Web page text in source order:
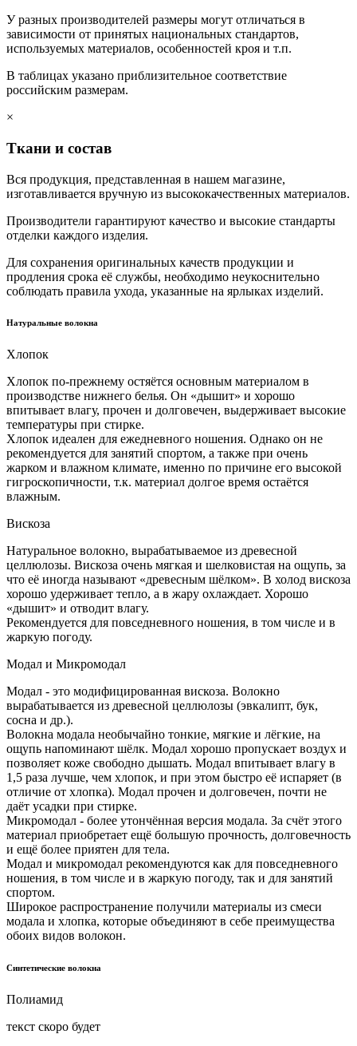
У разных производителей размеры могут отличаться в
зависимости от принятых национальных стандартов,
используемых материалов, особенностей кроя и т.п.
В таблицах указано приблизительное соответствие
российским размерам.
×
Ткани и состав
Вся продукция, представленная в нашем магазине,
изготавливается вручную из высококачественных материалов.
Производители гарантируют качество и высокие стандарты
отделки каждого изделия.
Для сохранения оригинальных качеств продукции и
продления срока её службы, необходимо неукоснительно
соблюдать правила ухода, указанные на ярлыках изделий.
Натуральные волокна
Хлопок
Хлопок по-прежнему остяётся основным материалом в
производстве нижнего белья. Он «дышит» и хорошо
впитывает влагу, прочен и долговечен, выдерживает высокие
температуры при стирке.
Хлопок идеален для ежедневного ношения. Однако он не
рекомендуется для занятий спортом, а также при очень
жарком и влажном климате, именно по причине его высокой
гигроскопичности, т.к. материал долгое время остаётся
влажным.
Вискоза
Натуральное волокно, вырабатываемое из древесной
целлюлозы. Вискоза очень мягкая и шелковистая на ощупь, за
что её иногда называют «древесным шёлком». В холод вискоза
хорошо удерживает тепло, а в жару охлаждает. Хорошо
«дышит» и отводит влагу.
Рекомендуется для повседневного ношения, в том числе и в
жаркую погоду.
Модал и Микромодал
Модал - это модифицированная вискоза. Волокно
вырабатывается из древесной целлюлозы (эвкалипт, бук,
сосна и др.).
Волокна модала необычайно тонкие, мягкие и лёгкие, на
ощупь напоминают шёлк. Модал хорошо пропускает воздух и
позволяет коже свободно дышать. Модал впитывает влагу в
1,5 раза лучше, чем хлопок, и при этом быстро её испаряет (в
отличие от хлопка). Модал прочен и долговечен, почти не
даёт усадки при стирке.
Микромодал - более утончённая версия модала. За счёт этого
материал приобретает ещё большую прочность, долговечность
и ещё более приятен для тела.
Модал и микромодал рекомендуются как для повседневного
ношения, в том числе и в жаркую погоду, так и для занятий
спортом.
Широкое распространение получили материалы из смеси
модала и хлопка, которые объединяют в себе преимущества
обоих видов волокон.
Синтетические волокна
Полиамид
текст скоро будет